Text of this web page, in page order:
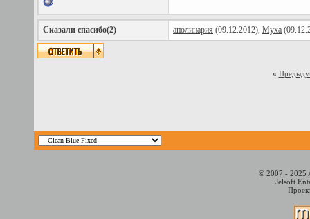
Сказали спасибо(2) аполинария (09.12.2012), Муха
«
© 2007 - 2025
Jelsoft